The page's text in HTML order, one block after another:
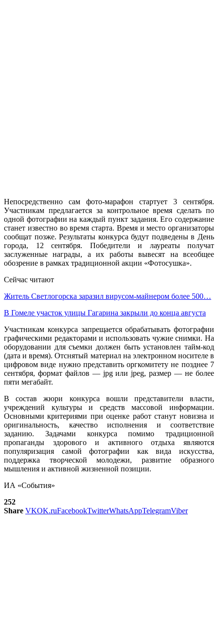
Непосредственно сам фото-марафон стартует 3 сентября.
Участникам предлагается за контрольное время сделать по
одной фотографии на каждый пункт задания. Его содержание
станет известно во время старта. Время и место организаторы
сообщат позже. Результаты конкурса будут подведены в День
города, 12 сентября. Победители и лауреаты получат
заслуженные награды, а их работы вывесят на всеобщее
обозрение в рамках традиционной акции «Фотосушка».
Сейчас читают
Житель Светлогорска заразил вирусом-майнером более 500…
В Гомеле участок улицы Гагарина закрыли до конца августа
Участникам конкурса запрещается обрабатывать фотографии
графическими редакторами и использовать чужие снимки. На
оборудовании для съемки должен быть установлен тайм-код
(дата и время). Отснятый материал на электронном носителе в
цифровом виде нужно представить оргкомитету не позднее 7
сентября, формат файлов — jpg или jpeg, размер — не более
пяти мегабайт.
В состав жюри конкурса вошли представители власти,
учреждений культуры и средств массовой информации.
Основными критериями при оценке работ станут новизна и
оригинальность, качество исполнения и соответствие
заданию. Задачами конкурса помимо традиционной
пропаганды здорового и активного отдыха являются
популяризация самой фотографии как вида искусства,
поддержка творческой молодежи, развитие образного
мышления и активной жизненной позиции.
ИА «Cобытия»
252
Share VKOK.ruFacebookTwitterWhatsAppTelegramViber